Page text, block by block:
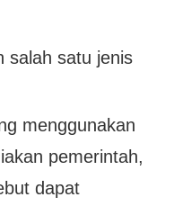
salah satu jenis
menggunakan
pemerintah,
dapat